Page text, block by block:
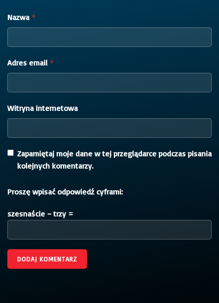
Nazwa *
Adres email *
Witryna internetowa
Zapamiętaj moje dane w tej przeglądarce podczas pisania
kolejnych komentarzy.
Proszę wpisać odpowiedź cyframi:
szesnaście − trzy =